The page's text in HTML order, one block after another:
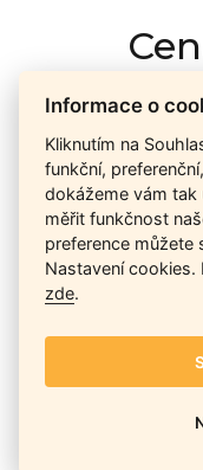
výkonnosti a
nabídnoutaktuálně
Telefon / Email
Informace o
Kliknutím na
funkční,
dokážeme vám
měřit funkčnost
preference můžete
Nastavení cookies.
zde.